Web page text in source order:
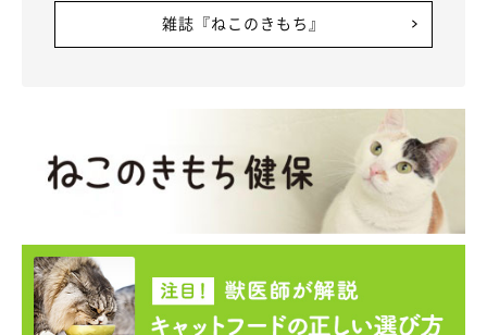
雑誌『ねこのきもち』